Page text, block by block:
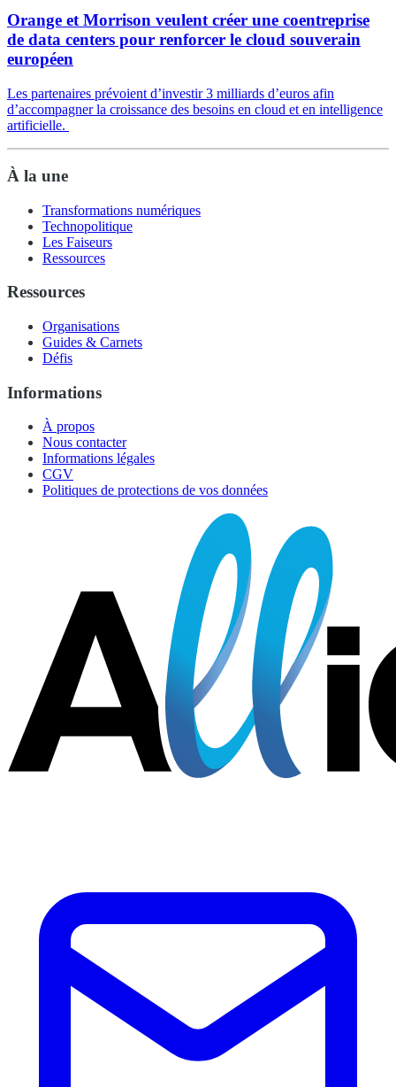
Orange et Morrison veulent créer une coentreprise
de data centers pour renforcer le cloud souverain
européen
Les partenaires prévoient d’investir 3 milliards d’euros afin
d’accompagner la croissance des besoins en cloud et en intelligence
artificielle.
À la une
Transformations numériques
Technopolitique
Les Faiseurs
Ressources
Ressources
Organisations
Guides & Carnets
Défis
Informations
À propos
Nous contacter
Informations légales
CGV
Politiques de protections de vos données